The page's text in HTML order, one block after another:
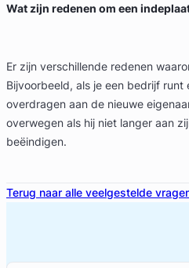
Wat zijn redenen om een
Er zijn verschillende redenen
Bijvoorbeeld, als je een bedrijf
overdragen aan de nieuwe
overwegen als hij niet langer aan
beëindigen.
Terug naar alle veelgestelde